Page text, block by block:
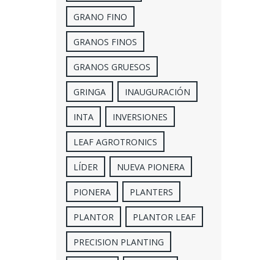
GRANO FINO
GRANOS FINOS
GRANOS GRUESOS
GRINGA INAUGURACIÓN
INTA INVERSIONES
LEAF AGROTRONICS
LÍDER NUEVA PIONERA
PIONERA PLANTERS
PLANTOR PLANTOR LEAF
PRECISION PLANTING